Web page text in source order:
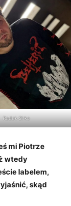
Radek Sirko
mi Piotrze
wtedy
labelem,
skąd